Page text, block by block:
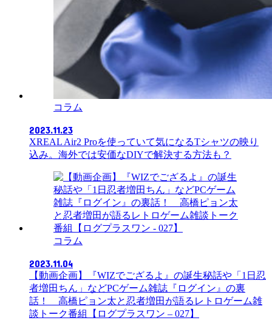
コラム
2023.11.23
XREAL Air2 Proを使っていて気になるTシャツの映り
込み。海外では安価なDIYで解決する方法も？
コラム
2023.11.04
【動画企画】『WIZでござるよ』の誕生秘話や「1日忍
者増田ちん」などPCゲーム雑誌『ログイン』の裏
話！ 高橋ピョン太と忍者増田が語るレトロゲーム雑
談トーク番組【ログプラスワン – 027】